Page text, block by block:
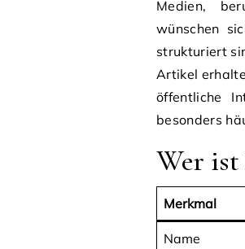
Medien,
wünschen
strukturiert
Artikel
öffentliche
besonders
Wer
Merkmal
Name